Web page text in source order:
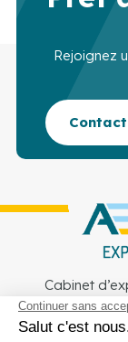
Rejoignez
Cabinet